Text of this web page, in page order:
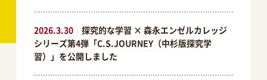
2026.3.30｜ 探究的な学習 × 森永エンゼルカレッジ
シリーズ第4弾「C.S.JOURNEY（中杉版探究学
習）」を公開しました